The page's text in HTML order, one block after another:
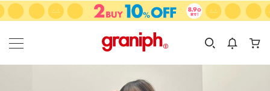
カテゴリーから探す
KIDS
カテゴリ
サイズ